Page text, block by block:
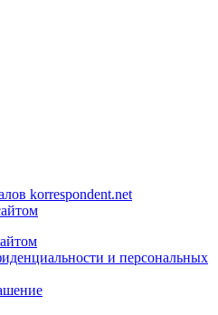
korrespondent.net
и персональных